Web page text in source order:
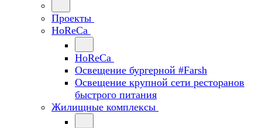
Проекты
HoReCa
HoReCa
Освещение бургерной #Farsh
Освещение крупной сети ресторанов
быстрого питания
Жилищные комплексы